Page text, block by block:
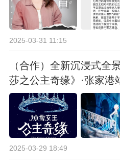
2025-03-31 11:15
（合作）全新沉浸式全
莎之公主奇缘》·张家港
2025-03-29 18:49